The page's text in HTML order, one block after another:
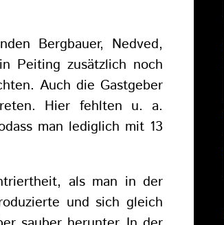
Bergbauer, Nedved,
Peiting zusätzlich noch
Auch die Gastgeber
Hier fehlten u. a.
man lediglich mit 13
als man in der
und sich gleich